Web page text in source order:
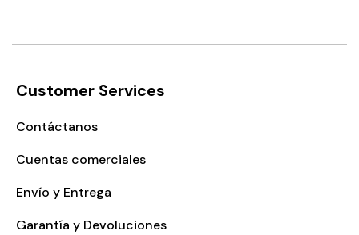
Customer Services
Contáctanos
Cuentas comerciales
Envío y Entrega
Garantía y Devoluciones